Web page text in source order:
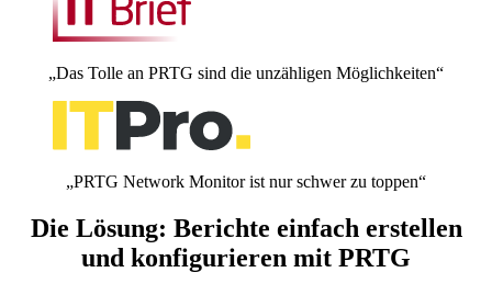
„Das Tolle an PRTG sind die unzähligen Möglichkeiten“
„PRTG Network Monitor ist nur schwer zu toppen“
Die Lösung: Berichte einfach erstellen
und konfigurieren mit PRTG